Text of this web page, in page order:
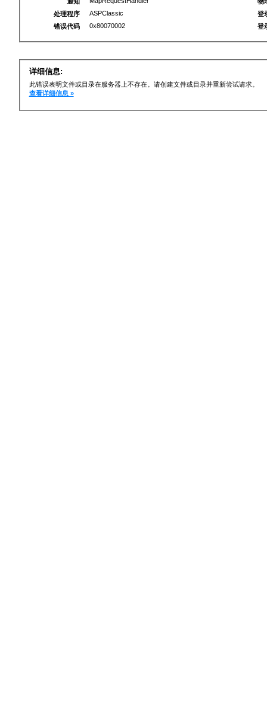
处理程序
ASPClassic
错误代码
0x80070002
登
登
详细信息:
此错误表明文件或目录在服务器上不存在。请创建文件或目录并重新尝试请求。
查看详细信息 »